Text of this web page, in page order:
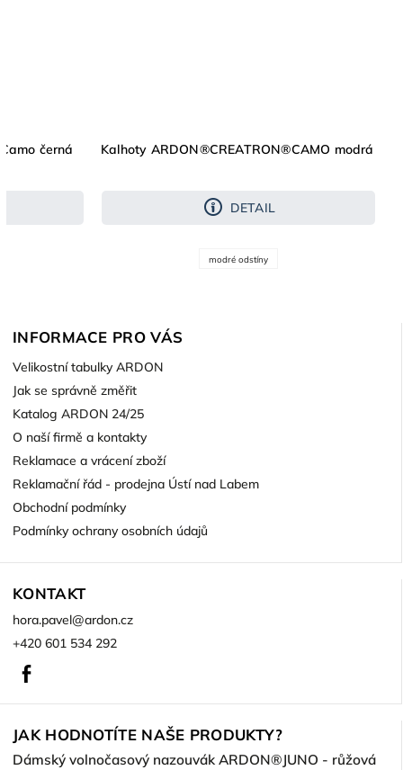
černá Kalhoty ARDON®CREATRON®CAMO modrá
DETAIL
modré odstíny
INFORMACE PRO VÁS
Velikostní tabulky ARDON
Jak se správně změřit
Katalog ARDON 24/25
O naší firmě a kontakty
Reklamace a vrácení zboží
Reklamační řád - prodejna Ústí nad Labem
Obchodní podmínky
Podmínky ochrany osobních údajů
KONTAKT
hora.pavel@ardon.cz
+420 601 534 292
JAK HODNOTÍTE NAŠE PRODUKTY?
Dámský volnočasový nazouvák ARDON®JUNO - růžová